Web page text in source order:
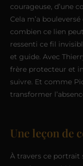
courageuse, d’une
Cela m’a
combien ce lien
ressenti ce fil
et guide. Avec
frère protecteur et
suivre. Et comme
transformer
Une leçon de
À travers ce portrait